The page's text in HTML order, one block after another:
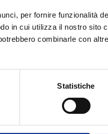
per fornire funzionalità
in cui utilizza il nostro sito
combinarle con
Statistiche
costanti,
energetici